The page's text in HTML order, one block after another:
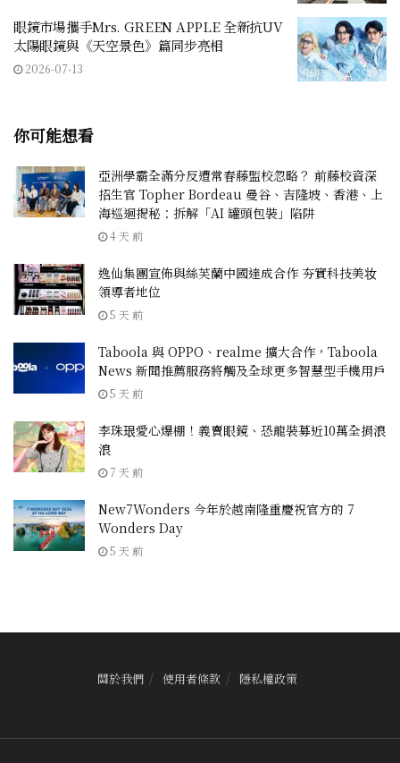
眼鏡市場攜手Mrs. GREEN APPLE 全新抗UV
太陽眼鏡與《天空景色》篇同步亮相
2026-07-13
你可能想看
亞洲學霸全滿分反遭常春藤盟校忽略？ 前藤校資深
招生官 Topher Bordeau 曼谷、吉隆坡、香港、上
海巡迴揭秘：拆解「AI 罐頭包裝」陷阱
4 天 前
逸仙集團宣佈與絲芙蘭中國達成合作 夯實科技美妆
領導者地位
5 天 前
Taboola 與 OPPO、realme 擴大合作，Taboola
News 新聞推薦服務將觸及全球更多智慧型手機用戶
5 天 前
李珠珢愛心爆棚！義賣眼鏡、恐龍裝募近10萬全捐浪
浪
7 天 前
New7Wonders 今年於越南隆重慶祝官方的 7
Wonders Day
5 天 前
關於我們 使用者條款 隱私權政策